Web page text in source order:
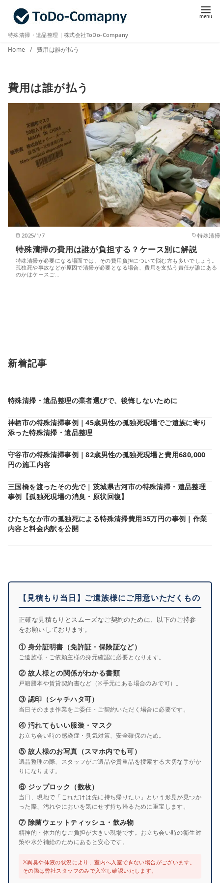
特殊清掃・遺品整理｜株式会社ToDo-Company
Home 費用は誰が払う
費用は誰が払う
2025/1/7 特殊清掃
特殊清掃の費用は誰が負担する？ケース別に解説
特殊清掃が必要になる場面では、その費用負担について悩む方も多いでしょう。
孤独死や事故などが原因で清掃が必要となる場合、費用を支払う責任が誰にある
のかはケースご…
新着記事
特殊清掃・遺品整理の業者選びで、後悔しないために
神栖市の特殊清掃事例｜45歳男性の孤独死現場でご遺族に寄り
添った特殊清掃・遺品整理
守谷市の特殊清掃事例｜82歳男性の孤独死現場と費用680,000
円の施工内容
三国橋を渡ったその先で｜茨城県古河市の特殊清掃・遺品整理
事例【孤独死現場の消臭・原状回復】
ひたちなか市の孤独死による特殊清掃費用35万円の事例｜作業
内容と料金内訳を公開
【見積もり当日】ご遺族様にご用意いただくもの
正確な見積もりとスムーズなご契約のために、以下のご持参
をお願いしております。
① 身分証明書（免許証・保険証など）
ご遺族様・ご依頼主様の身元確認に必要となります。
② 故人様との関係がわかる書類
戸籍謄本や賃貸契約書など（※手元にある場合のみで可）。
③ 認印（シャチハタ可）
当日そのまま作業をご委任・ご契約いただく場合に必要です。
④ 汚れてもいい服装・マスク
お立ち会い時の感染症・臭気対策、安全確保のため。
⑤ 故人様のお写真（スマホ内でも可）
遺品整理の際、スタッフがご遺品や貴重品を捜索する大切な手がか
りになります。
⑥ ジップロック（数枚）
当日、現地で「これだけは先に持ち帰りたい」という形見が見つか
った際、汚れやにおいを気にせず持ち帰るために重宝します。
⑦ 除菌ウェットティッシュ・飲み物
精神的・体力的なご負担が大きい現場です。お立ち会い時の衛生対
策や水分補給のためにあると安心です。
※異臭や体液の状況により、室内へ入室できない場合がございます。
その際は弊社スタッフのみで入室し確認いたします。